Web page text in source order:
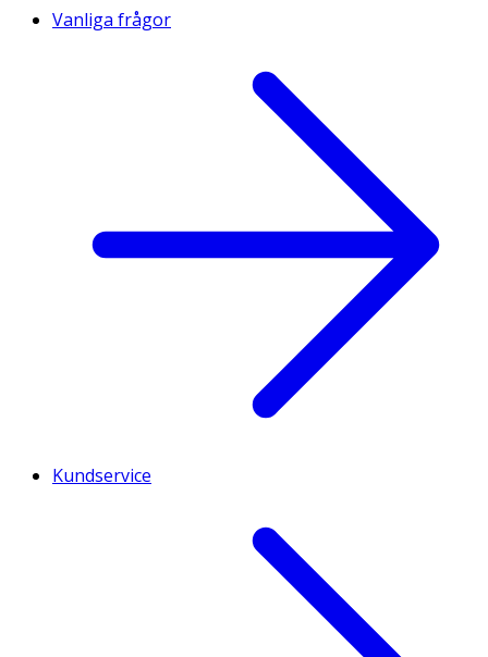
Vanliga frågor
Kundservice